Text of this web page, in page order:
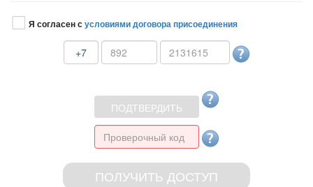
Я согласен сусловиями договора присоединения
+7